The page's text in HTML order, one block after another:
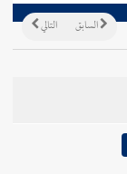
التالي السابق